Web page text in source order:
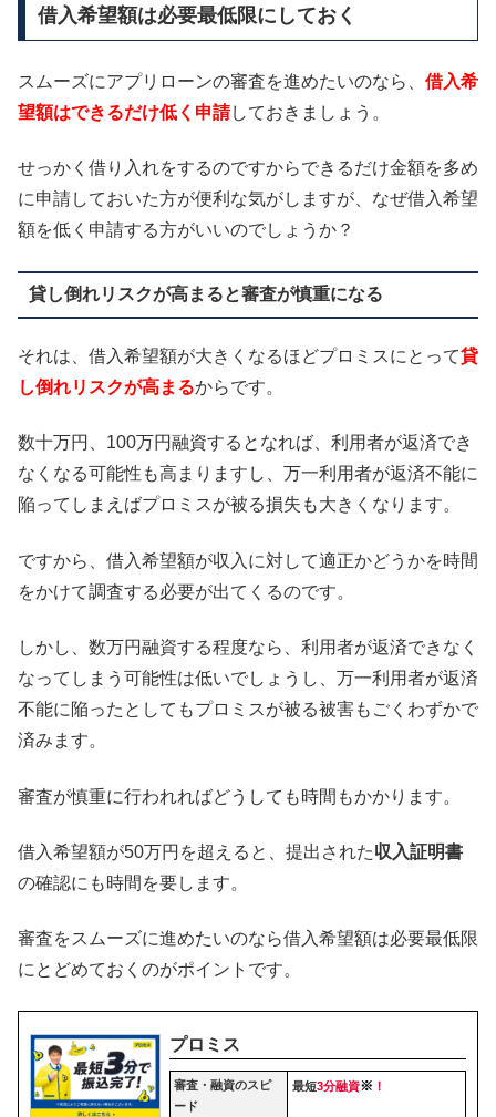
借入希望額は必要最低限にしておく
スムーズにアプリローンの審査を進めたいのなら、 借入希
望額はできるだけ低く申請しておきましょう。
せっかく借り入れをするのですからできるだけ金額を多め
に申請しておいた方が便利な気がしますが、なぜ借入希望
額を低く申請する方がいいのでしょうか？
貸し倒れリスクが高まると審査が慎重になる
それは、借入希望額が大きくなるほどプロミスにとって貸
し倒れリスクが高まるからです。
数十万円、100万円融資するとなれば、利用者が返済でき
なくなる可能性も高まりますし、万一利用者が返済不能に
陥ってしまえばプロミスが被る損失も大きくなります。
ですから、借入希望額が収入に対して適正かどうかを時間
をかけて調査する必要が出てくるのです。
しかし、数万円融資する程度なら、利用者が返済できなく
なってしまう可能性は低いでしょうし、万一利用者が返済
不能に陥ったとしてもプロミスが被る被害もごくわずかで
済みます。
審査が慎重に行われればどうしても時間もかかります。
借入希望額が50万円を超えると、提出された収入証明書
の確認にも時間を要します。
審査をスムーズに進めたいのなら借入希望額は必要最低限
にとどめておくのがポイントです。
プロミス
審査・融資のスピ
ード
最短3分融資※ ！